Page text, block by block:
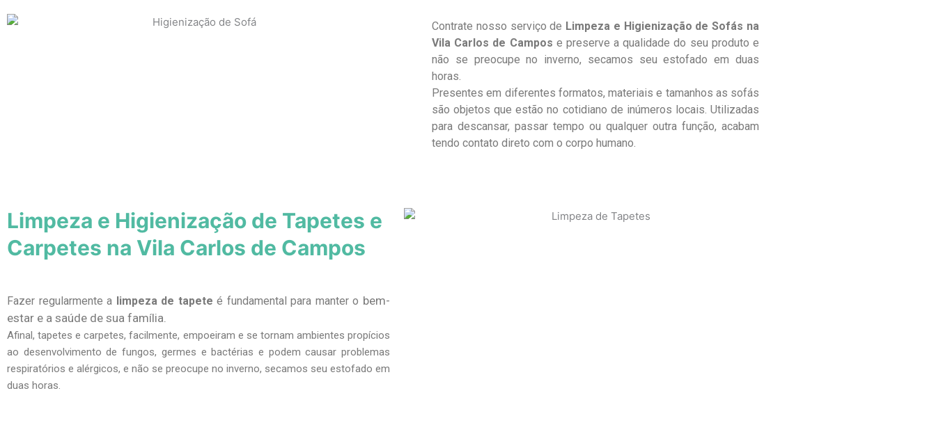
Contrate nosso serviço de Limpeza e Higienização de Sofás na
Vila Carlos de Campos e preserve a qualidade do seu produto e
não se preocupe no inverno, secamos seu estofado em duas
horas.
Presentes em diferentes formatos, materiais e tamanhos as sofás
são objetos que estão no cotidiano de inúmeros locais. Utilizadas
para descansar, passar tempo ou qualquer outra função, acabam
tendo contato direto com o corpo humano.
Limpeza e Higienização de Tapetes e
Carpetes na Vila Carlos de Campos
Fazer regularmente a limpeza de tapete é fundamental para manter o bem-
estar e a saúde de sua família.
Afinal, tapetes e carpetes, facilmente, empoeiram e se tornam ambientes propícios
ao desenvolvimento de fungos, germes e bactérias e podem causar problemas
respiratórios e alérgicos, e não se preocupe no inverno, secamos seu estofado em
duas horas.